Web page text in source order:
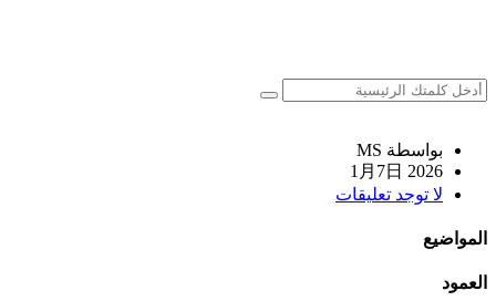
بواسطة MS
2026 1月7日
لا توجد تعليقات
المواضيع
العمود